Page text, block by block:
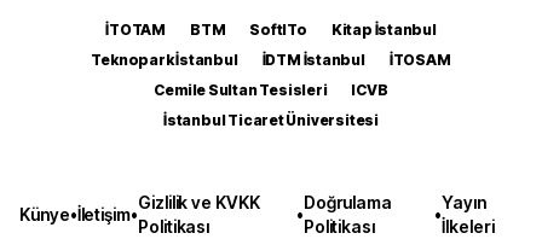
İTOTAM BTM SoftITo
Kitap İstanbul
Teknopark İstanbul
İDTM İstanbul
İTOSAM
Cemile Sultan Tesisleri
ICVB
İstanbul Ticaret Üniversitesi
Künye•İletişim•
Gizlilik ve KVKK
Politikası
•
Doğrulama
Politikası
•
Yayın
İlkeleri